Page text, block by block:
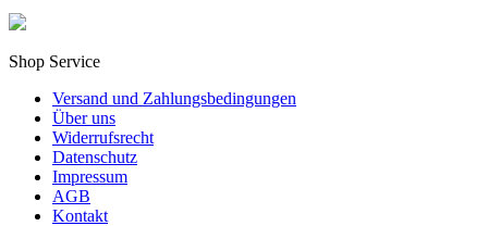
Shop Service
Versand und Zahlungsbedingungen
Über uns
Widerrufsrecht
Datenschutz
Impressum
AGB
Kontakt